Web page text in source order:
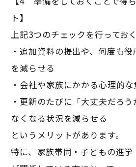
ト】
上記3つのチェックを行っておく
・追加資料の提出や、何度も
を減らせる
・会社や家族にかかる心理的
・更新のたびに「大丈夫だろ
なくなる状況を減らせる
というメリットがあります。
特に、家族帯同・子どもの進